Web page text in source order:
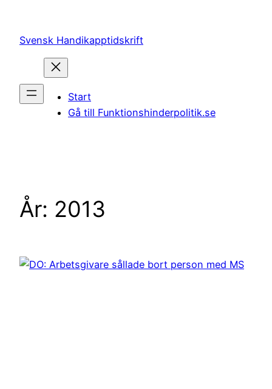
innehåll
Svensk Handikapptidskrift
Start
Gå till Funktionshinderpolitik.se
År: 2013